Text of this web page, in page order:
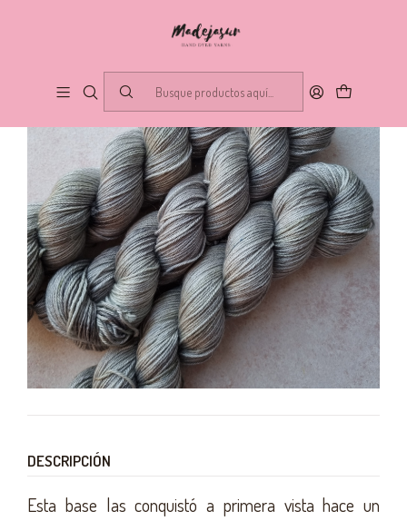
DESCRIPCIÓN
Esta base las conquistó a primera vista hace un